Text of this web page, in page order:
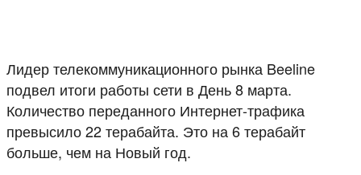
Лидер телекоммуникационного рынка Beeline
подвел итоги работы сети в День 8 марта.
Количество переданного Интернет-трафика
превысило 22 терабайта. Это на 6 терабайт
больше, чем на Новый год.